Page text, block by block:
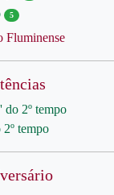
5
Fluminense
do 2º tempo
tempo